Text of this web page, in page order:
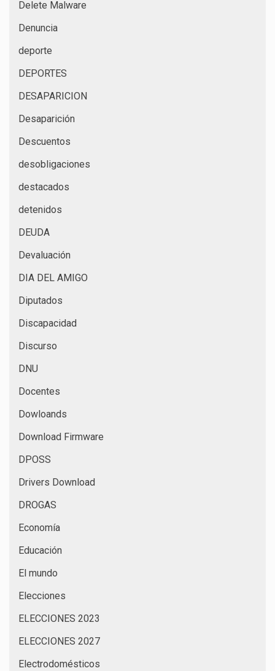
Delete Malware
Denuncia
deporte
DEPORTES
DESAPARICION
Desaparición
Descuentos
desobligaciones
destacados
detenidos
DEUDA
Devaluación
DIA DEL AMIGO
Diputados
Discapacidad
Discurso
DNU
Docentes
Dowloands
Download Firmware
DPOSS
Drivers Download
DROGAS
Economía
Educación
El mundo
Elecciones
ELECCIONES 2023
ELECCIONES 2027
Electrodomésticos